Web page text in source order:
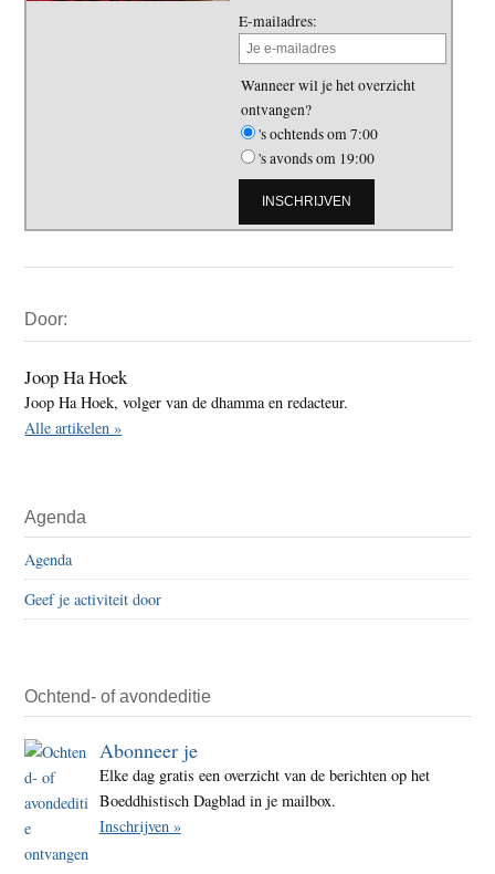
E-mailadres:
Wanneer wil je het overzicht
ontvangen?
's ochtends om 7:00
's avonds om 19:00
Sidebar
Door:
Joop Ha Hoek
Joop Ha Hoek, volger van de dhamma en redacteur.
Alle artikelen »
Agenda
Agenda
Geef je activiteit door
Ochtend- of avondeditie
Abonneer je
Elke dag gratis een overzicht van de berichten op het
Boeddhistisch Dagblad in je mailbox.
Inschrijven »